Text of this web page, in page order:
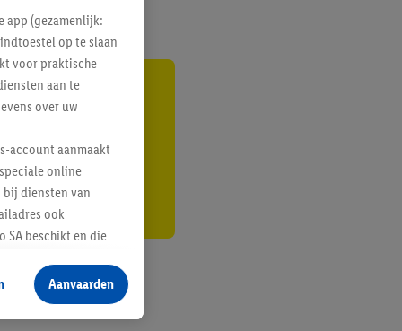
app (gezamenlijk:
op te slaan
voor praktische
aan te
over uw
account aanmaakt
online
diensten van
ook
SA beschikt en die
producten waarin
maar het
als er met behulp
Aanvaarden